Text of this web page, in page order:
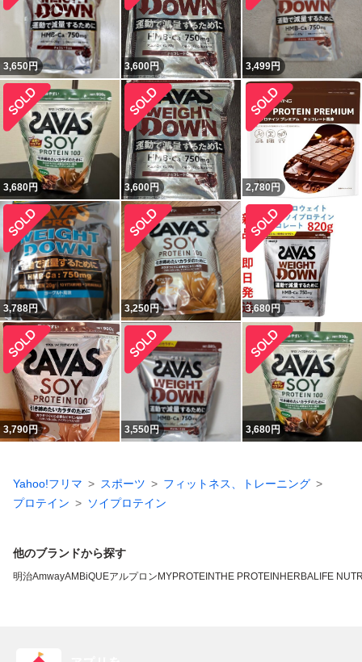
3,650円 3,600円 3,499円
3,680円 3,600円 2,780 円
3,788円 3,250円 3,680円
3,790円 3,550円 3,680円
Yahoo!フリマ スポーツ
フィットネス、トレーニング
プロテイン
ソイプロテイン
他のブランドから探す
明治AmwayAMBiQUEアルプロン MYPROTEINTHE PROTEIN HERBALIFE